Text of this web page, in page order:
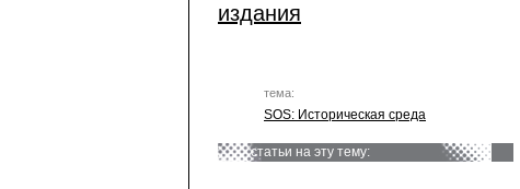
издания
тема:
SOS: Историческая среда
статьи на эту тему: